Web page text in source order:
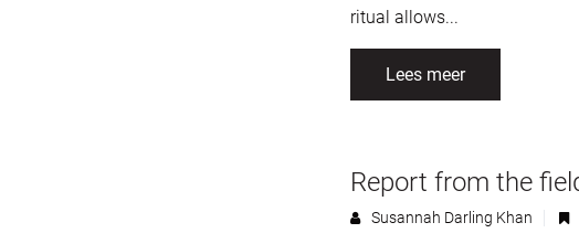
ritual allows...
Lees meer
Report from the
Susannah Darling Khan